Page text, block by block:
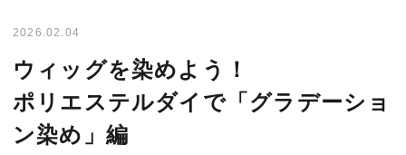
2026.02.04
ウィッグを染めよう！
ポリエステルダイで「グラデーショ
ン染め」編